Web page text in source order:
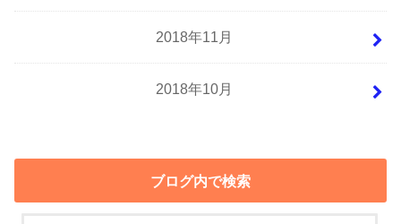
2018年11月
2018年10月
ブログ内で検索